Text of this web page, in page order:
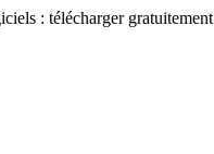
: télécharger gratuitement